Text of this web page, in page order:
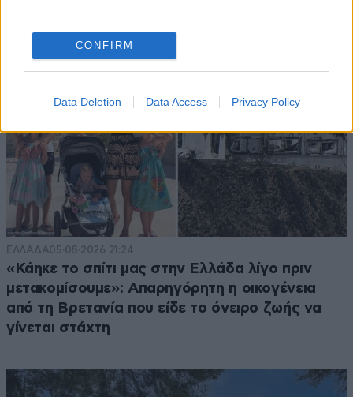
CONFIRM
Data Deletion Data Access Privacy Policy
ΕΛΛΑΔΑ05·08·2026 21:24
«Κάηκε το σπίτι μας στην Ελλάδα λίγο πριν
μετακομίσουμε»: Απαρηγόρητη η οικογένεια
από τη Βρετανία που είδε το όνειρο ζωής να
γίνεται στάχτη